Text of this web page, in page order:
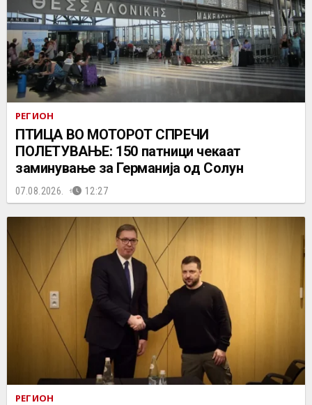
РЕГИОН
ПТИЦА ВО МОТОРОТ СПРЕЧИ
ПОЛЕТУВАЊЕ: 150 патници чекаат
заминување за Германија од Солун
07.08.2026. 12:27
РЕГИОН